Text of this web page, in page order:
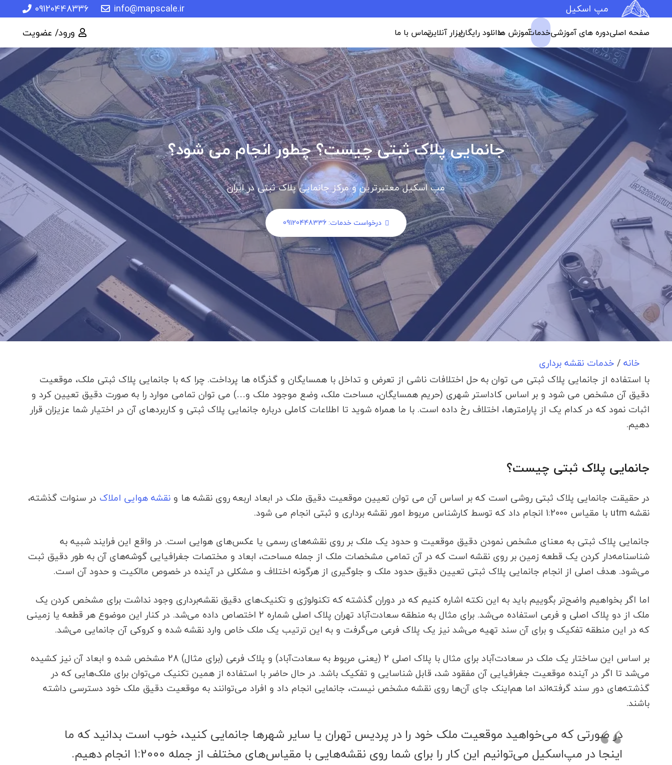
مپ اسکیل info@mapscale.ir
09120448336
صفحه اصلیدوره های آموزشیخدماتآموزش هادانلود رایگانابزار آنلاینتماس با ما ورود/ عضویت
جانمایی پلاک ثبتی چیست؟ چطور انجام می شود؟
مپ اسکیل معتبرترین و مرکز جانمایی پلاک ثبتی در ایران
درخواست خدمات: 09120448336
خانه/خدمات نقشه برداری
با استفاده از جانمایی پلاک ثبتی می توان به حل اختلافات ناشی از تعرض و تداخل با همسایگان و گذرگاه ها پرداخت. چرا که با جانمایی پلاک ثبتی ملک، موقعیت
دقیق آن مشخص می شود و بر اساس کاداستر شهری (حریم همسایگان، مساحت ملک، وضع موجود ملک و…) می توان تمامی موارد را به صورت دقیق تعیین کرد و
اثبات نمود که در کدام یک از پارامترها، اختلاف رخ داده است. با ما همراه شوید تا اطلاعات کاملی درباره جانمایی پلاک ثبتی و کاربردهای آن در اختیار شما عزیزان قرار
دهیم.
جانمایی پلاک ثبتی چیست؟
در حقیقت جانمایی پلاک ثبتی روشی است که بر اساس آن می توان تعیین موقعیت دقیق ملک در ابعاد اربعه روی نقشه ها و نقشه هوایی املاک در سنوات گذشته،
نقشه utm با مقیاس 1:2000 انجام داد که توسط کارشناس مربوط امور نقشه برداری و ثبتی انجام می شود.
جانمایی پلاک ثبتی به معنای مشخص نمودن دقیق موقعیت و حدود یک ملک بر روی نقشه‌های رسمی یا عکس‌های هوایی است. در واقع این فرایند شبیه به
شناسنامه‌دار کردن یک قطعه زمین بر روی نقشه است که در آن تمامی مشخصات ملک از جمله مساحت، ابعاد و مختصات جغرافیایی گوشه‌های آن به طور دقیق ثبت
می‌شود. هدف اصلی از انجام جانمایی پلاک ثبتی تعیین دقیق حدود ملک و جلوگیری از هرگونه اختلاف و مشکلی در آینده در خصوص مالکیت و حدود آن است.
اما اگر بخواهیم واضح‌تر بگوییم باید به این نکته اشاره کنیم که در دوران گذشته که تکنولوژی و تکنیک‌های دقیق نقشه‌برداری وجود نداشت برای مشخص کردن یک
ملک از دو پلاک اصلی و فرعی استفاده می‌شد. برای مثال به منطقه سعادت‌آباد تهران پلاک اصلی شماره 2 اختصاص داده می‌شد. در کنار این موضوع هر قطعه یا زمینی
که در این منطقه تفکیک و برای آن سند تهیه می‌شد نیز یک پلاک فرعی می‌گرفت و به این ترتیب یک ملک خاص وارد نقشه شده و کروکی آن جانمایی می‌شد.
بر اساس این ساختار یک ملک در سعادت‌آباد برای مثال با پلاک اصلی 2 (یعنی مربوط به سعادت‌آباد) و پلاک فرعی (برای مثال) 28 مشخص شده و ابعاد آن نیز کشیده
می‌شد تا اگر در آینده موقعیت جغرافیایی آن مفقود شد، قابل شناسایی و تفکیک باشد. در حال حاضر با استفاده از همین تکنیک می‌توان برای ملک‌هایی که در
گذشته‌های دور سند گرفته‌اند اما هم‌اینک جای آن‌ها روی نقشه مشخص نیست، جانمایی انجام داد و افراد می‌توانند به موقعیت دقیق ملک خود دسترسی داشته
باشند.
در صورتی که می‌خواهید موقعیت ملک خود را در پردیس تهران یا سایر شهرها جانمایی کنید، خوب است بدانید که ما
اینجا در مپ‌اسکیل می‌توانیم این کار را برای شما روی نقشه‌هایی با مقیاس‌های مختلف از جمله 1:2000 انجام دهیم.